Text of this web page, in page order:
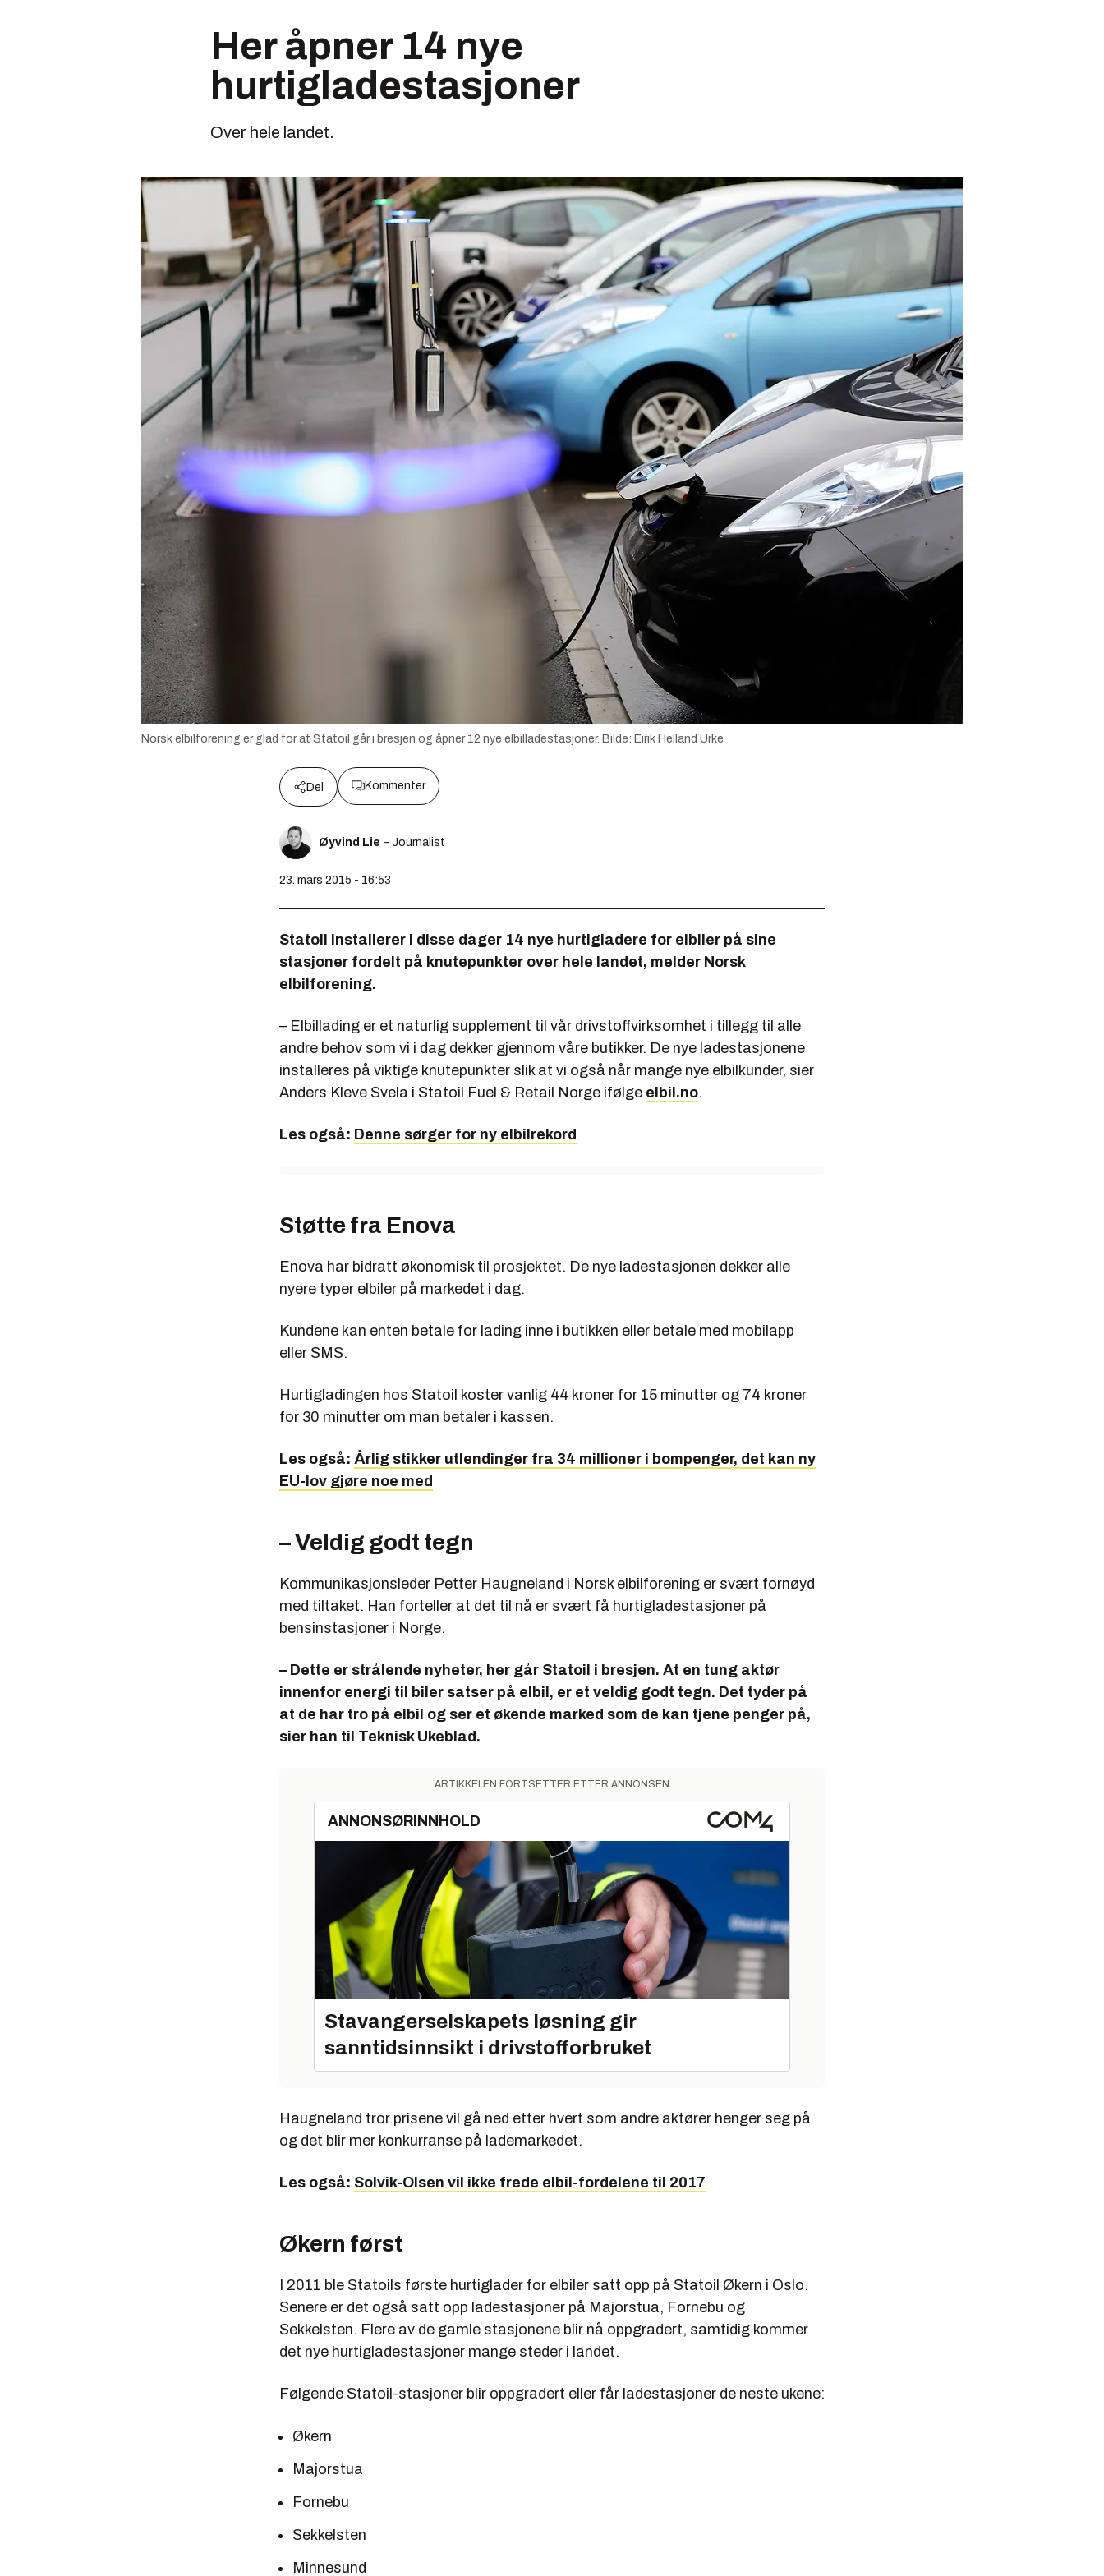
Her åpner 14 nye
hurtigladestasjoner
Over hele landet.
Norsk elbilforening er glad for at Statoil går i bresjen og åpner 12 nye elbilladestasjoner. Bilde: Eirik Helland Urke
Del Kommenter
Øyvind Lie – Journalist
23. mars 2015 - 16:53
Statoil installerer i disse dager 14 nye hurtigladere for elbiler på sine
stasjoner fordelt på knutepunkter over hele landet, melder Norsk
elbilforening.
– Elbillading er et naturlig supplement til vår drivstoffvirksomhet i tillegg til alle
andre behov som vi i dag dekker gjennom våre butikker. De nye ladestasjonene
installeres på viktige knutepunkter slik at vi også når mange nye elbilkunder, sier
Anders Kleve Svela i Statoil Fuel & Retail Norge ifølge elbil.no.
Les også: Denne sørger for ny elbilrekord
Støtte fra Enova
Enova har bidratt økonomisk til prosjektet. De nye ladestasjonen dekker alle
nyere typer elbiler på markedet i dag.
Kundene kan enten betale for lading inne i butikken eller betale med mobilapp
eller SMS.
Hurtigladingen hos Statoil koster vanlig 44 kroner for 15 minutter og 74 kroner
for 30 minutter om man betaler i kassen.
Les også: Årlig stikker utlendinger fra 34 millioner i bompenger, det kan ny
EU-lov gjøre noe med
– Veldig godt tegn
Kommunikasjonsleder Petter Haugneland i Norsk elbilforening er svært fornøyd
med tiltaket. Han forteller at det til nå er svært få hurtigladestasjoner på
bensinstasjoner i Norge.
– Dette er strålende nyheter, her går Statoil i bresjen. At en tung aktør
innenfor energi til biler satser på elbil, er et veldig godt tegn. Det tyder på
at de har tro på elbil og ser et økende marked som de kan tjene penger på,
sier han til Teknisk Ukeblad.
ARTIKKELEN FORTSETTER ETTER ANNONSEN
ANNONSØRINNHOLD
Stavangerselskapets løsning gir
sanntidsinnsikt i drivstofforbruket
Haugneland tror prisene vil gå ned etter hvert som andre aktører henger seg på
og det blir mer konkurranse på lademarkedet.
Les også: Solvik-Olsen vil ikke frede elbil-fordelene til 2017
Økern først
I 2011 ble Statoils første hurtiglader for elbiler satt opp på Statoil Økern i Oslo.
Senere er det også satt opp ladestasjoner på Majorstua, Fornebu og
Sekkelsten. Flere av de gamle stasjonene blir nå oppgradert, samtidig kommer
det nye hurtigladestasjoner mange steder i landet.
Følgende Statoil-stasjoner blir oppgradert eller får ladestasjoner de neste ukene:
Økern
Majorstua
Fornebu
Sekkelsten
Minnesund